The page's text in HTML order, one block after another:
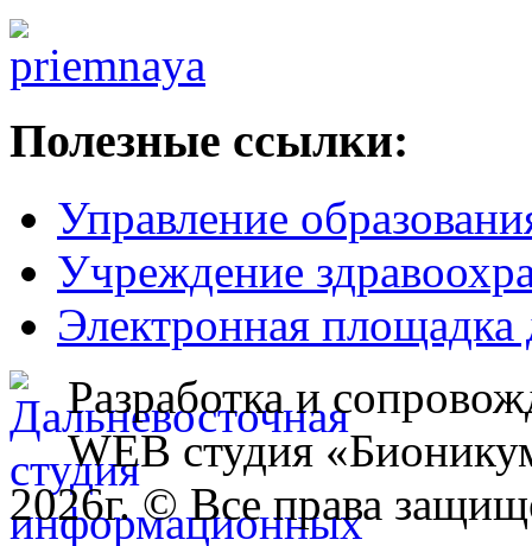
Полезные ссылки:
Управление
Учреждение
Электронная площадка
Разработка и
WEB студия
2026г. © Все права